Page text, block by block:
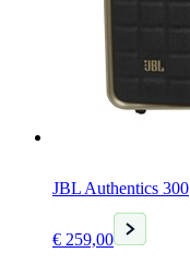
JBL Authentics 300
€ 259,00
Huidige
prijs